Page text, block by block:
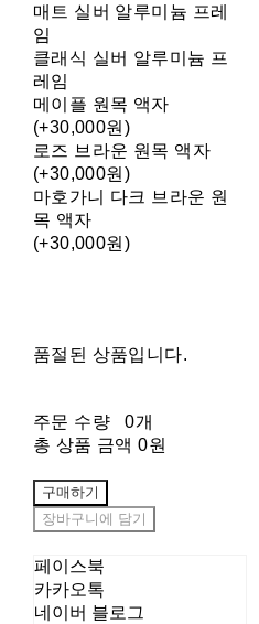
매트 실버 알루미늄 프레
임
클래식 실버 알루미늄 프
레임
메이플 원목 액자
(+30,000원)
로즈 브라운 원목 액자
(+30,000원)
마호가니 다크 브라운 원
목 액자
(+30,000원)
품절된 상품입니다.
주문 수량
0개
총 상품 금액 0원
구매하기
장바구니에 담기
페이스북
카카오톡
네이버 블로그